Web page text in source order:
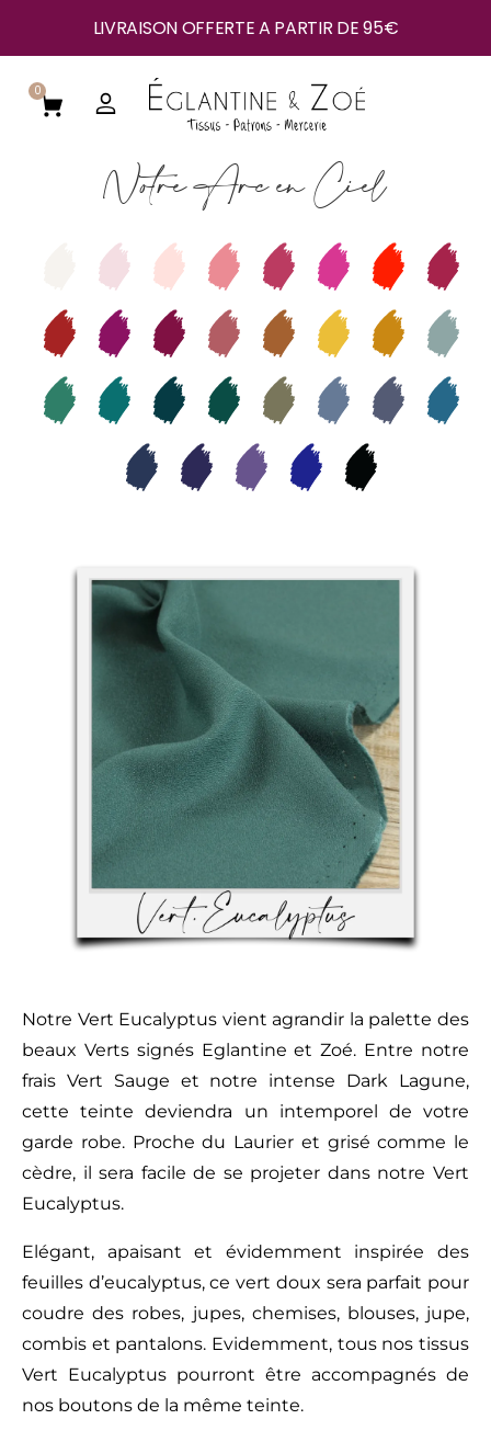
LIVRAISON OFFERTE A PARTIR DE 95€
0
Notre Arc en Ciel
Notre Vert Eucalyptus vient agrandir la palette des
beaux Verts signés Eglantine et Zoé. Entre notre
frais Vert Sauge et notre intense Dark Lagune,
cette teinte deviendra un intemporel de votre
garde robe. Proche du Laurier et grisé comme le
cèdre, il sera facile de se projeter dans notre Vert
Eucalyptus.
Elégant, apaisant et évidemment inspirée des
feuilles d’eucalyptus, ce vert doux sera parfait pour
coudre des robes, jupes, chemises, blouses, jupe,
combis et pantalons. Evidemment, tous nos tissus
Vert Eucalyptus pourront être accompagnés de
nos boutons de la même teinte.